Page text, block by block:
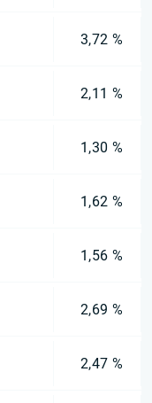
3,72 %
2,11 %
1,30 %
1,62 %
1,56 %
2,69 %
2,47 %